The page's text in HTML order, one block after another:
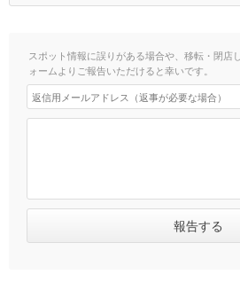
スポット情報に誤りがある場合や、移転・閉店
ォームよりご報告いただけると幸いです。